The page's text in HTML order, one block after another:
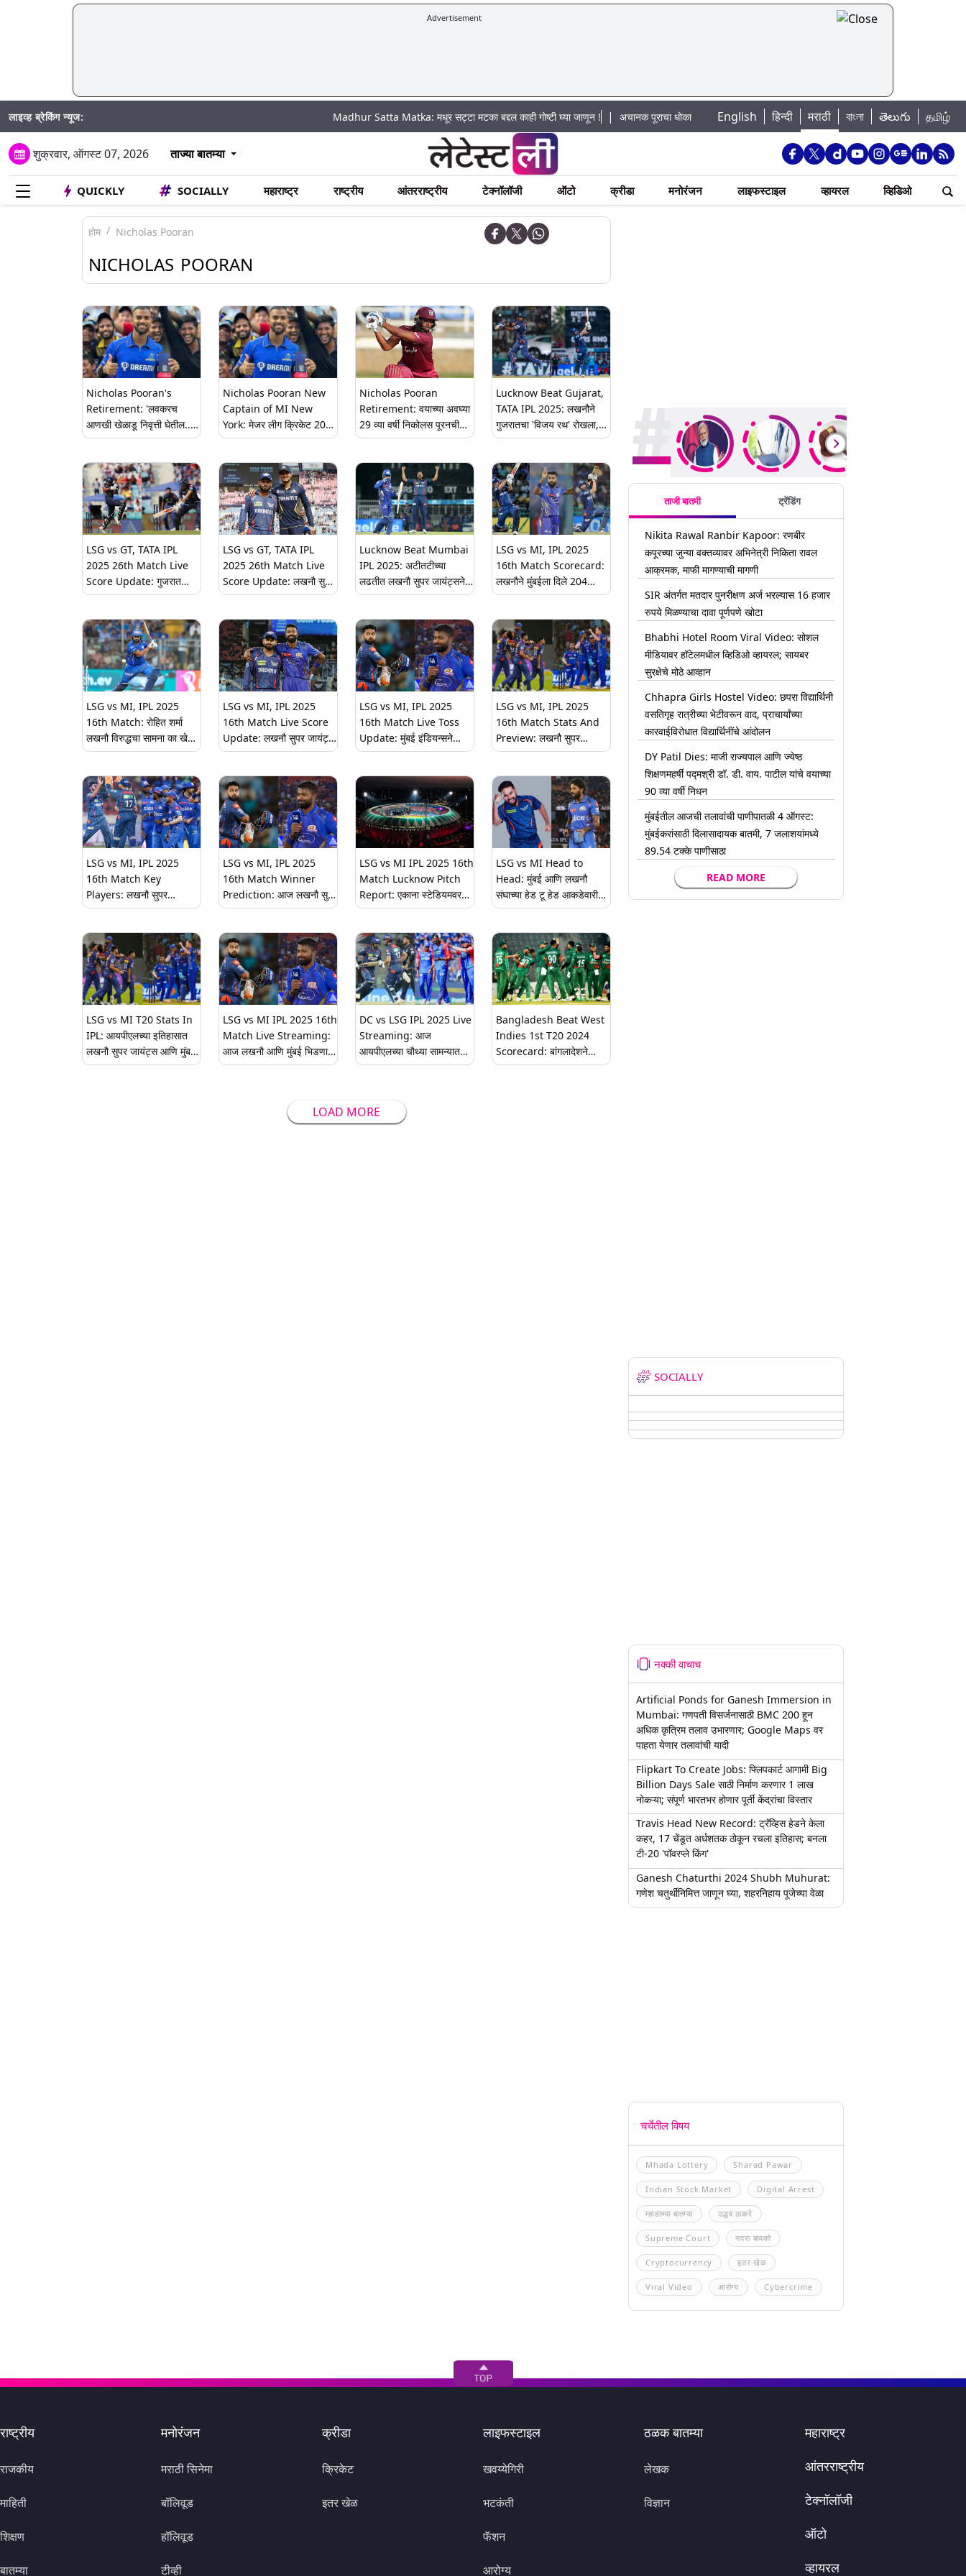
Advertisement
लाइव्ह ब्रेकिंग न्यूज: Madhur Satta Matka: मधूर सट्टा मटका बद्दल काही गोष्टी घ्या जाणून !|अचानक पूराचा धोका: खडकवासला धरणातून मुठानदी पात्रात विसर्ग सुरु; नागरिकांना नदीपात्रात न उतरण्याचे
English हिन्दी मराठी বাংলা తెలుగు தமிழ்
शुक्रवार, ऑगस्ट 07, 2026 ताज्या बातम्या
QUICKLY SOCIALLY महाराष्ट्र राष्ट्रीय आंतरराष्ट्रीय टेक्नॉलॉजी ऑटो क्रीडा मनोरंजन लाइफस्टाइल व्हायरल व्हिडिओ
होम Nicholas Pooran
NICHOLAS POORAN
Nicholas Pooran's
Retirement: 'लवकरच
आणखी खेळाडू निवृत्ती घेतील...'
निकोलस पूरनच्या निवृत्तीवर वेस्ट
यांचे मोठे विधान
Nicholas Pooran New
Captain of MI New
York: मेजर लीग क्रिकेट 2025
च्या आधी एमआय न्यू यॉर्कने
म्हणून नियुक्ती केली
Nicholas Pooran
Retirement: वयाच्या अवघ्या
29 व्या वर्षी निकोलस पूरनची
आंतरराष्ट्रीय क्रिकेटमधून
Lucknow Beat Gujarat,
TATA IPL 2025: लखनौने
गुजरातचा 'विजय रथ' रोखला,
निकोलस पूरन आणि एडेन
LSG vs GT, TATA IPL
2025 26th Match Live
Score Update: गुजरात
टायटन्सने लखनौसमोर ठेवले
आणि साई सुदर्शनची अर्धशतकीय
खेळी
LSG vs GT, TATA IPL
2025 26th Match Live
Score Update: लखनौ सुपर
जायंट्स विरुद्ध गुजरात टायटन्स
येथे पाहा लाईव्ह स्कोरकार्ड
Lucknow Beat Mumbai
IPL 2025: अटीतटीच्या
लढतीत लखनौ सुपर जायंट्सने
मुंबई इंडियन्सचा 12 धावांनी केला
अर्धशतकी खेळी वाया
LSG vs MI, IPL 2025
16th Match Scorecard:
लखनौने मुंबईला दिले 204
धावांचे लक्ष्य, मार्श-मार्करामची
पाच विकेट
LSG vs MI, IPL 2025
16th Match: रोहित शर्मा
लखनौ विरुद्धचा सामना का खेळत
नाहीये? कर्णधार हार्दिक पांड्याने
LSG vs MI, IPL 2025
16th Match Live Score
Update: लखनौ सुपर जायंट्स
विरुद्ध मुंबई इंडियन्स सामन्याला
लाईव्ह स्कोरकार्ड
LSG vs MI, IPL 2025
16th Match Live Toss
Update: मुंबई इंडियन्सने
नाणेफेक जिंकली, लखनौ सुपर
पाहा दोन्ही संघाची प्लेइंग 11
LSG vs MI, IPL 2025
16th Match Stats And
Preview: लखनौ सुपर
जायंट्सला आणि मुंबई इंडियन्स
आमनेसामने, आजच्या सामन्यात
होऊ शकतात 'हे' अनोखे विक्रम
LSG vs MI, IPL 2025
16th Match Key
Players: लखनौ सुपर
जायंट्सला टक्कर देण्यासाठी मुंबई
सर्वांच्या नजरा असतील 'या'
दिग्गज खेळाडूंवर
LSG vs MI, IPL 2025
16th Match Winner
Prediction: आज लखनौ सुपर
जायंट्स की मुंबई इंडियन्स
मॅच प्रेडिक्शन रिपोर्ट
LSG vs MI IPL 2025 16th
Match Lucknow Pitch
Report: एकाना स्टेडियमवर
फलंदाज की गोलंदाज कोण
वर्चस्व? सामन्यापूर्वी वाचा
खेळपट्टीचा अहवाल
LSG vs MI Head to
Head: मुंबई आणि लखनौ
संघाच्या हेड टू हेड आकडेवारीत
कोण आहे वरचढ? वाचा एका
LSG vs MI T20 Stats In
IPL: आयपीएलच्या इतिहासात
लखनौ सुपर जायंट्स आणि मुंबई
इंडियन्सची एकमेकांविरुद्ध कशी
LSG vs MI IPL 2025 16th
Match Live Streaming:
आज लखनौ आणि मुंबई भिडणार,
किती वाजता सुरु होणार सामना?
DC vs LSG IPL 2025 Live
Streaming: आज
आयपीएलच्या चौथ्या सामन्यात
दिल्ली कॅपिटल्स आणि लखनऊ
पाहण्यासाठी 'हे' जाणून घ्या
Bangladesh Beat West
Indies 1st T20 2024
Scorecard: बांगलादेशने
पहिल्या टी-20 मध्ये वेस्ट
LOAD MORE
ताजी बातमी ट्रेंडिंग
Nikita Rawal Ranbir Kapoor: रणबीर
कपूरच्या जुन्या वक्तव्यावर अभिनेत्री निकिता रावल
आक्रमक, माफी मागण्याची मागणी
SIR अंतर्गत मतदार पुनरीक्षण अर्ज भरल्यास 16 हजार
रुपये मिळण्याचा दावा पूर्णपणे खोटा
Bhabhi Hotel Room Viral Video: सोशल
मीडियावर हॉटेलमधील व्हिडिओ व्हायरल; सायबर
सुरक्षेचे मोठे आव्हान
Chhapra Girls Hostel Video: छपरा विद्यार्थिनी
वसतिगृह रात्रीच्या भेटीवरून वाद, प्राचार्यांच्या
कारवाईविरोधात विद्यार्थिनींचे आंदोलन
DY Patil Dies: माजी राज्यपाल आणि ज्येष्ठ
शिक्षणमहर्षी पद्मश्री डॉ. डी. वाय. पाटील यांचे वयाच्या
90 व्या वर्षी निधन
मुंबईतील आजची तलावांची पाणीपातळी 4 ऑगस्ट:
मुंबईकरांसाठी दिलासादायक बातमी, 7 जलाशयांमध्ये
89.54 टक्के पाणीसाठा
READ MORE
SOCIALLY
नक्की वाचाच
Artificial Ponds for Ganesh Immersion in
Mumbai: गणपती विसर्जनासाठी BMC 200 हून
अधिक कृत्रिम तलाव उभारणार; Google Maps वर
पाहता येणार तलावांची यादी
Flipkart To Create Jobs: फ्लिपकार्ट आगामी Big
Billion Days Sale साठी निर्माण करणार 1 लाख
नोकऱ्या; संपूर्ण भारतभर होणार पूर्ती केंद्रांचा विस्तार
Travis Head New Record: ट्रॅव्हिस हेडने केला
कहर, 17 चेंडूत अर्धशतक ठोकून रचला इतिहास; बनला
टी-20 'पॉवरप्ले किंग'
Ganesh Chaturthi 2024 Shubh Muhurat:
गणेश चतुर्थीनिमित्त जाणून घ्या, शहरनिहाय पूजेच्या वेळा
चर्चेतील विषय
Mhada Lottery Sharad Pawar
Indian Stock Market Digital Arrest
म्हाडाच्या बातम्या उद्धव ठाकरे
Supreme Court नवरा बायको
Cryptocurrency इतर खेळ
Viral Video आरोग्य Cybercrime
राष्ट्रीय
राजकीय
माहिती
शिक्षण
बातम्या
मनोरंजन
मराठी सिनेमा
बॉलिवूड
हॉलिवूड
टीव्ही
क्रीडा
क्रिकेट
इतर खेळ
लाइफस्टाइल
खवय्येगिरी
भटकंती
फॅशन
आरोग्य
ठळक बातम्या
लेखक
विज्ञान
महाराष्ट्र
आंतरराष्ट्रीय
टेक्नॉलॉजी
ऑटो
व्हायरल